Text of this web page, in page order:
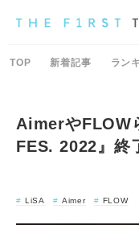
TOP 新着記事 ラン
AimerやFLOW
FES. 2022』終
LiSA Aimer FLOW